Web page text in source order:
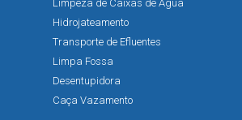
Limpeza de Caixas de Água
Hidrojateamento
Transporte de Efluentes
Limpa Fossa
Desentupidora
Caça Vazamento